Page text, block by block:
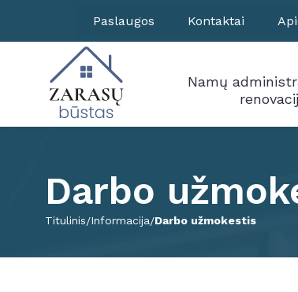
Paslaugos Kontaktai
Namų
Darbo
Titulinis Informacija Darbo užmokestis